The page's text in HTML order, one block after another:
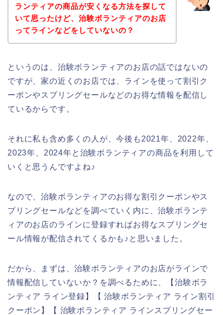
ランティアの商品が安くなる方法を探して
いて思ったけど、治験ボランティアのお店
ってラインなどをしていないの？
というのは、治験ボランティアのお店の話ではないの
ですが、家の近くのお店では、ラインを使って割引ク
ーポンやスプリングセールなどのお得な情報を配信し
ているからです。
それに私も含め多くの人が、今後も2021年、2022年、
2023年、2024年と治験ボランティアの商品を利用して
いくと思うんですよね♪
なので、治験ボランティアのお得な割引クーポンやス
プリングセールなどを調べていく内に、治験ボランテ
ィアのお店のラインに登録すればお得なスプリングセ
ール情報が配信されてくるかも♪と思いました。
だから、まずは、治験ボランティアのお店がラインで
情報配信していないか？を調べるために、【治験ボラ
ンティア ライン登録】【 治験ボランティア ライン割引
クーポン】【 治験ボランティア ラインスプリングセー